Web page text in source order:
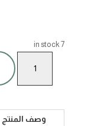
7 in stock
غسول
150مل
وصف المنتج